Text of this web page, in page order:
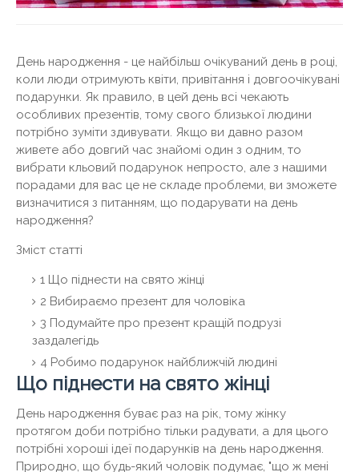
День народження - це найбільш очікуваний день в році,
коли люди отримують квіти, привітання і довгоочікувані
подарунки. Як правило, в цей день всі чекають
особливих презентів, тому свого близької людини
потрібно зуміти здивувати. Якщо ви давно разом
живете або довгий час знайомі один з одним, то
вибрати кльовий подарунок непросто, але з нашими
порадами для вас це не складе проблеми, ви зможете
визначитися з питанням, що подарувати на день
народження?
Зміст статті
1 Що піднести на свято жінці
2 Вибираємо презент для чоловіка
3 Подумайте про презент кращій подрузі
заздалегідь
4 Робимо подарунок найближчій людині
Що піднести на свято жінці
День народження буває раз на рік, тому жінку
протягом доби потрібно тільки радувати, а для цього
потрібні хороші ідеї подарунків на день народження.
Природно, що будь-який чоловік подумає, "що ж мені